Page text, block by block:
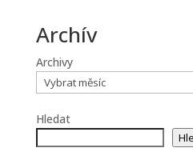
Archív
Archivy
Hledat